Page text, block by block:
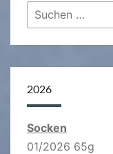
Suchen
nach:
2026
Socken
01/2026 65g